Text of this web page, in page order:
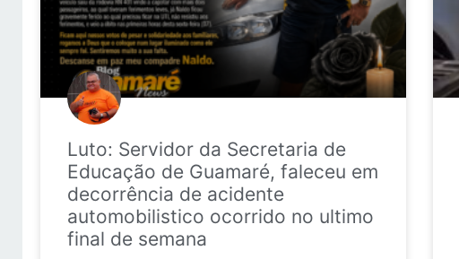
Luto: Servidor da Secretaria de
Educação de Guamaré, faleceu em
decorrência de acidente
automobilistico ocorrido no ultimo
final de semana